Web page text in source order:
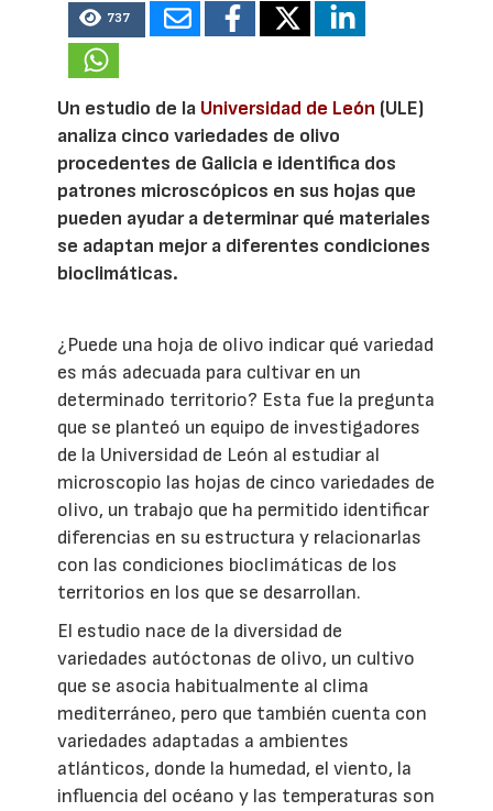
737
Un estudio de la Universidad de León (ULE)
analiza cinco variedades de olivo
procedentes de Galicia e identifica dos
patrones microscópicos en sus hojas que
pueden ayudar a determinar qué materiales
se adaptan mejor a diferentes condiciones
bioclimáticas.
¿Puede una hoja de olivo indicar qué variedad
es más adecuada para cultivar en un
determinado territorio? Esta fue la pregunta
que se planteó un equipo de investigadores
de la Universidad de León al estudiar al
microscopio las hojas de cinco variedades de
olivo, un trabajo que ha permitido identificar
diferencias en su estructura y relacionarlas
con las condiciones bioclimáticas de los
territorios en los que se desarrollan.
El estudio nace de la diversidad de
variedades autóctonas de olivo, un cultivo
que se asocia habitualmente al clima
mediterráneo, pero que también cuenta con
variedades adaptadas a ambientes
atlánticos, donde la humedad, el viento, la
influencia del océano y las temperaturas son